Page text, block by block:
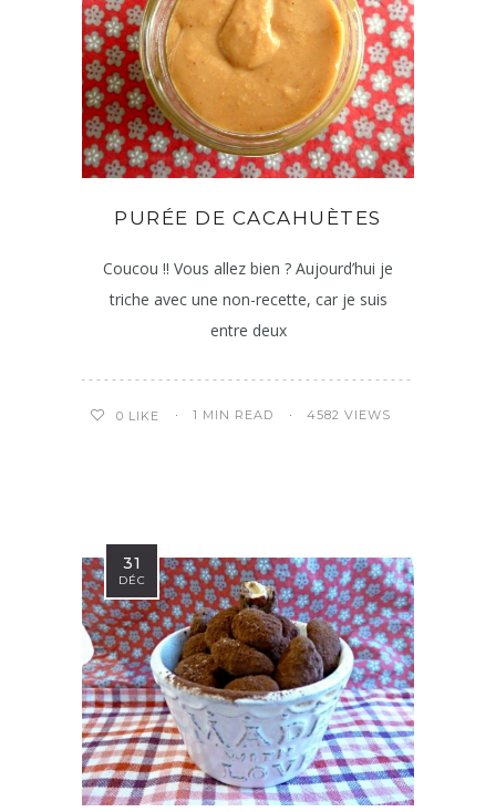
PURÉE DE CACAHUÈTES
Coucou !! Vous allez bien ? Aujourd’hui je
triche avec une non-recette, car je suis
entre deux
0 LIKE 1 MIN READ 4582 VIEWS
31
DÉC